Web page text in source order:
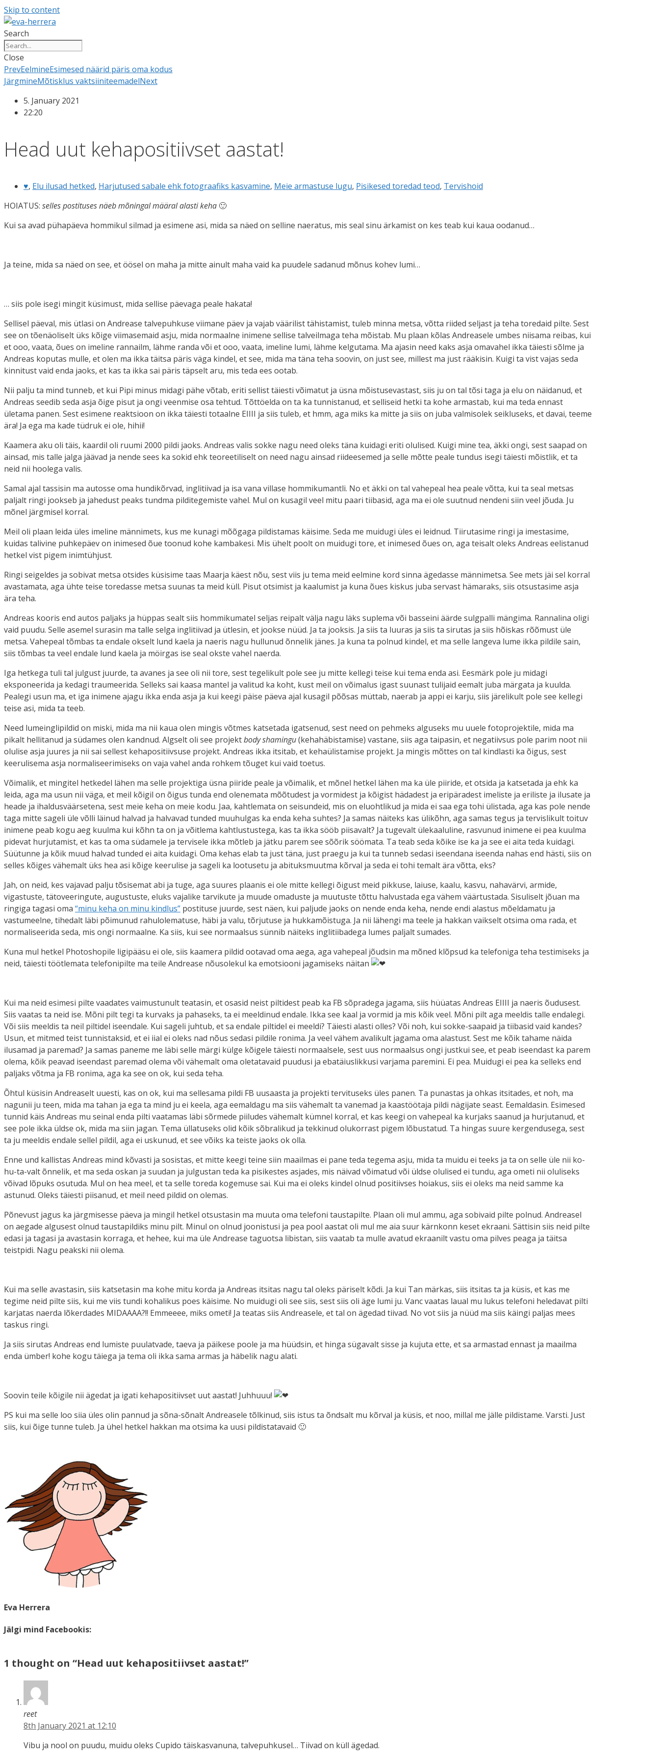
Skip to content
Search
Close
PrevEelmineEsimesed näärid päris oma kodus
JärgmineMõtisklus vaktsiiniteemadelNext
5. January 2021
22:20
Head uut kehapositiivset aastat!
♥, Elu ilusad hetked, Harjutused sabale ehk fotograafiks kasvamine, Meie armastuse lugu, Pisikesed toredad teod, Tervishoid
HOIATUS: selles postituses näeb mõningal määral alasti keha 🙂
Kui sa avad pühapäeva hommikul silmad ja esimene asi, mida sa näed on selline naeratus, mis seal sinu ärkamist on kes teab kui kaua oodanud…
Ja teine, mida sa näed on see, et öösel on maha ja mitte ainult maha vaid ka puudele sadanud mõnus kohev lumi…
… siis pole isegi mingit küsimust, mida sellise päevaga peale hakata!
Sellisel päeval, mis ütlasi on Andrease talvepuhkuse viimane päev ja vajab väärilist tähistamist, tuleb minna metsa, võtta riided seljast ja teha toredaid pilte. Sest
see on tõenäoliselt üks kõige viimasemaid asju, mida normaalne inimene sellise talveilmaga teha mõistab. Mu plaan kõlas Andreasele umbes niisama reibas, kui
et ooo, vaata, õues on imeline rannailm, lähme randa või et ooo, vaata, imeline lumi, lähme kelgutama. Ma ajasin need kaks asja omavahel ikka täiesti sõlme ja
Andreas koputas mulle, et olen ma ikka täitsa päris väga kindel, et see, mida ma täna teha soovin, on just see, millest ma just rääkisin. Kuigi ta vist vajas seda
kinnitust vaid enda jaoks, et kas ta ikka sai päris täpselt aru, mis teda ees ootab.
Nii palju ta mind tunneb, et kui Pipi minus midagi pähe võtab, eriti sellist täiesti võimatut ja üsna mõistusevastast, siis ju on tal tõsi taga ja elu on näidanud, et
Andreas seedib seda asja õige pisut ja ongi veenmise osa tehtud. Tõttöelda on ta ka tunnistanud, et selliseid hetki ta kohe armastab, kui ma teda ennast
ületama panen. Sest esimene reaktsioon on ikka täiesti totaalne EIIII ja siis tuleb, et hmm, aga miks ka mitte ja siis on juba valmisolek seikluseks, et davai, teeme
ära! Ja ega ma kade tüdruk ei ole, hihii!
Kaamera aku oli täis, kaardil oli ruumi 2000 pildi jaoks. Andreas valis sokke nagu need oleks täna kuidagi eriti olulised. Kuigi mine tea, äkki ongi, sest saapad on
ainsad, mis talle jalga jäävad ja nende sees ka sokid ehk teoreetiliselt on need nagu ainsad riideesemed ja selle mõtte peale tundus isegi täiesti mõistlik, et ta
neid nii hoolega valis.
Samal ajal tassisin ma autosse oma hundikõrvad, inglitiivad ja isa vana villase hommikumantli. No et äkki on tal vahepeal hea peale võtta, kui ta seal metsas
paljalt ringi jookseb ja jahedust peaks tundma pilditegemiste vahel. Mul on kusagil veel mitu paari tiibasid, aga ma ei ole suutnud nendeni siin veel jõuda. Ju
mõnel järgmisel korral.
Meil oli plaan leida üles imeline männimets, kus me kunagi mõõgaga pildistamas käisime. Seda me muidugi üles ei leidnud. Tiirutasime ringi ja imestasime,
kuidas talivine puhkepäev on inimesed õue toonud kohe kambakesi. Mis ühelt poolt on muidugi tore, et inimesed õues on, aga teisalt oleks Andreas eelistanud
hetkel vist pigem inimtühjust.
Ringi seigeldes ja sobivat metsa otsides küsisime taas Maarja käest nõu, sest viis ju tema meid eelmine kord sinna ägedasse männimetsa. See mets jäi sel korral
avastamata, aga ühte teise toredasse metsa suunas ta meid küll. Pisut otsimist ja kaalumist ja kuna õues kiskus juba servast hämaraks, siis otsustasime asja
ära teha.
Andreas kooris end autos paljaks ja hüppas sealt siis hommikumatel seljas reipalt välja nagu läks suplema või basseini äärde sulgpalli mängima. Rannalina oligi
vaid puudu. Selle asemel surasin ma talle selga inglitiivad ja ütlesin, et jookse nüüd. Ja ta jooksis. Ja siis ta luuras ja siis ta sirutas ja siis hõiskas rõõmust üle
metsa. Vahepeal tõmbas ta endale okselt lund kaela ja naeris nagu hullunud õnnelik jänes. Ja kuna ta polnud kindel, et ma selle langeva lume ikka pildile sain,
siis tõmbas ta veel endale lund kaela ja möirgas ise seal okste vahel naerda.
Iga hetkega tuli tal julgust juurde, ta avanes ja see oli nii tore, sest tegelikult pole see ju mitte kellegi teise kui tema enda asi. Eesmärk pole ju midagi
eksponeerida ja kedagi traumeerida. Selleks sai kaasa mantel ja valitud ka koht, kust meil on võimalus igast suunast tulijaid eemalt juba märgata ja kuulda.
Pealegi usun ma, et iga inimene ajagu ikka enda asja ja kui keegi päise päeva ajal kusagil põõsas müttab, naerab ja appi ei karju, siis järelikult pole see kellegi
teise asi, mida ta teeb.
Need lumeinglipildid on miski, mida ma nii kaua olen mingis võtmes katsetada igatsenud, sest need on pehmeks alguseks mu uuele fotoprojektile, mida ma
pikalt hellitanud ja südames olen kandnud. Algselt oli see projektbody shamingu(kehahäbistamise) vastane, siis aga taipasin, et negatiivsus pole parim noot nii
olulise asja juures ja nii sai sellest kehapositiivsuse projekt. Andreas ikka itsitab, et kehaülistamise projekt. Ja mingis mõttes on tal kindlasti ka õigus, sest
keerulisema asja normaliseerimiseks on vaja vahel anda rohkem tõuget kui vaid toetus.
Võimalik, et mingitel hetkedel lähen ma selle projektiga üsna piiride peale ja võimalik, et mõnel hetkel lähen ma ka üle piiride, et otsida ja katsetada ja ehk ka
leida, aga ma usun nii väga, et meil kõigil on õigus tunda end olenemata mõõtudest ja vormidest ja kõigist hädadest ja eripäradest imeliste ja eriliste ja ilusate ja
heade ja ihaldusväärsetena, sest meie keha on meie kodu. Jaa, kahtlemata on seisundeid, mis on eluohtlikud ja mida ei saa ega tohi ülistada, aga kas pole nende
taga mitte sageli üle võlli läinud halvad ja halvavad tunded muuhulgas ka enda keha suhtes? Ja samas näiteks kas ülikõhn, aga samas tegus ja tervislikult toituv
inimene peab kogu aeg kuulma kui kõhn ta on ja võitlema kahtlustustega, kas ta ikka sööb piisavalt? Ja tugevalt ülekaaluline, rasvunud inimene ei pea kuulma
pidevat hurjutamist, et kas ta oma südamele ja tervisele ikka mõtleb ja jätku parem see sõõrik söömata. Ta teab seda kõike ise ka ja see ei aita teda kuidagi.
Süütunne ja kõik muud halvad tunded ei aita kuidagi. Oma kehas elab ta just täna, just praegu ja kui ta tunneb sedasi iseendana iseenda nahas end hästi, siis on
selles kõiges vähemalt üks hea asi kõige keerulise ja sageli ka lootusetu ja abituksmuutma kõrval ja seda ei tohi temalt ära võtta, eks?
Jah, on neid, kes vajavad palju tõsisemat abi ja tuge, aga suures plaanis ei ole mitte kellegi õigust meid pikkuse, laiuse, kaalu, kasvu, nahavärvi, armide,
vigastuste, tätoveeringute, augustuste, eluks vajalike tarvikute ja muude omaduste ja muutuste tõttu halvustada ega vähem väärtustada. Sisuliselt jõuan ma
ringiga tagasi oma “minu keha on minu kindlus” postituse juurde, sest näen, kui paljude jaoks on nende enda keha, nende endi alastus mõeldamatu ja
vastumeelne, tihedalt läbi põimunud rahulolematuse, häbi ja valu, tõrjutuse ja hukkamõistuga. Ja nii lähengi ma teele ja hakkan vaikselt otsima oma rada, et
normaliseerida seda, mis ongi normaalne. Ka siis, kui see normaalsus sünnib näiteks inglitiibadega lumes paljalt sumades.
Kuna mul hetkel Photoshopile ligipääsu ei ole, siis kaamera pildid ootavad oma aega, aga vahepeal jõudsin ma mõned klõpsud ka telefoniga teha testimiseks ja
neid, täiesti töötlemata telefonipilte ma teile Andrease nõusolekul ka emotsiooni jagamiseks näitan
Kui ma neid esimesi pilte vaadates vaimustunult teatasin, et osasid neist piltidest peab ka FB sõpradega jagama, siis hüüatas Andreas EIIII ja naeris õudusest.
Siis vaatas ta neid ise. Mõni pilt tegi ta kurvaks ja pahaseks, ta ei meeldinud endale. Ikka see kaal ja vormid ja mis kõik veel. Mõni pilt aga meeldis talle endalegi.
Või siis meeldis ta neil piltidel iseendale. Kui sageli juhtub, et sa endale piltidel ei meeldi? Täiesti alasti olles? Või noh, kui sokke-saapaid ja tiibasid vaid kandes?
Usun, et mitmed teist tunnistaksid, et ei iial ei oleks nad nõus sedasi pildile ronima. Ja veel vähem avalikult jagama oma alastust. Sest me kõik tahame näida
ilusamad ja paremad? Ja samas paneme me läbi selle märgi külge kõigele täiesti normaalsele, sest uus normaalsus ongi justkui see, et peab iseendast ka parem
olema, kõik peavad iseendast paremad olema või vähemalt oma oletatavaid puudusi ja ebatäiuslikkusi varjama paremini. Ei pea. Muidugi ei pea ka selleks end
paljaks võtma ja FB ronima, aga ka see on ok, kui seda teha.
Õhtul küsisin Andreaselt uuesti, kas on ok, kui ma sellesama pildi FB uusaasta ja projekti tervituseks üles panen. Ta punastas ja ohkas itsitades, et noh, ma
nagunii ju teen, mida ma tahan ja ega ta mind ju ei keela, aga eemaldagu ma siis vähemalt ta vanemad ja kaastöötaja pildi nägijate seast. Eemaldasin. Esimesed
tunnid käis Andreas mu seinal enda pilti vaatamas läbi sõrmede piiludes vähemalt kümnel korral, et kas keegi on vahepeal ka kurjaks saanud ja hurjutanud, et
see pole ikka üldse ok, mida ma siin jagan. Tema üllatuseks olid kõik sõbralikud ja tekkinud olukorrast pigem lõbustatud. Ta hingas suure kergendusega, sest
ta ju meeldis endale sellel pildil, aga ei uskunud, et see võiks ka teiste jaoks ok olla.
Enne und kallistas Andreas mind kõvasti ja sosistas, et mitte keegi teine siin maailmas ei pane teda tegema asju, mida ta muidu ei teeks ja ta on selle üle nii ko-
hu-ta-valt õnnelik, et ma seda oskan ja suudan ja julgustan teda ka pisikestes asjades, mis näivad võimatud või üldse olulised ei tundu, aga ometi nii oluliseks
võivad lõpuks osutuda. Mul on hea meel, et ta selle toreda kogemuse sai. Kui ma ei oleks kindel olnud positiivses hoiakus, siis ei oleks ma neid samme ka
astunud. Oleks täiesti piisanud, et meil need pildid on olemas.
Põnevust jagus ka järgmisesse päeva ja mingil hetkel otsustasin ma muuta oma telefoni taustapilte. Plaan oli mul ammu, aga sobivaid pilte polnud. Andreasel
on aegade algusest olnud taustapildiks minu pilt. Minul on olnud joonistusi ja pea pool aastat oli mul me aia suur kärnkonn keset ekraani. Sättisin siis neid pilte
edasi ja tagasi ja avastasin korraga, et hehee, kui ma üle Andrease taguotsa libistan, siis vaatab ta mulle avatud ekraanilt vastu oma pilves peaga ja täitsa
teistpidi. Nagu peakski nii olema.
Kui ma selle avastasin, siis katsetasin ma kohe mitu korda ja Andreas itsitas nagu tal oleks päriselt kõdi. Ja kui Tan märkas, siis itsitas ta ja küsis, et kas me
tegime neid pilte siis, kui me viis tundi kohalikus poes käisime. No muidugi oli see siis, sest siis oli äge lumi ju. Vanc vaatas laual mu lukus telefoni heledavat pilti
karjatas naerda lõkerdades MIDAAAA?!! Emmeeee, miks ometi! Ja teatas siis Andreasele, et tal on ägedad tiivad. No vot siis ja nüüd ma siis käingi paljas mees
taskus ringi.
Ja siis sirutas Andreas end lumiste puulatvade, taeva ja päikese poole ja ma hüüdsin, et hinga sügavalt sisse ja kujuta ette, et sa armastad ennast ja maailma
enda ümber! kohe kogu täiega ja tema oli ikka sama armas ja häbelik nagu alati.
Soovin teile kõigile nii ägedat ja igati kehapositiivset uut aastat! Juhhuuu!
PS kui ma selle loo siia üles olin pannud ja sõna-sõnalt Andreasele tõlkinud, siis istus ta õndsalt mu kõrval ja küsis, et noo, millal me jälle pildistame. Varsti. Just
siis, kui õige tunne tuleb. Ja ühel hetkel hakkan ma otsima ka uusi pildistatavaid 🙂
Eva Herrera
Jälgi mind Facebookis:
1 thought on “Head uut kehapositiivset aastat!”
reet
8th January 2021 at 12:10
Vibu ja nool on puudu, muidu oleks Cupido täiskasvanuna, talvepuhkusel… Tiivad on küll ägedad.